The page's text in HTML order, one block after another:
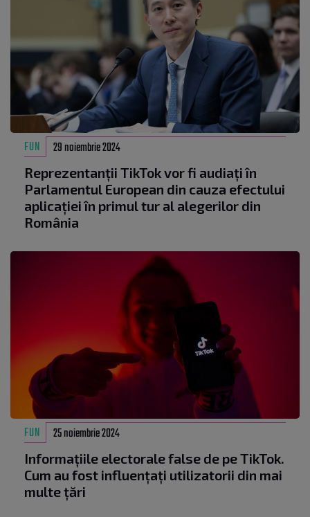
FUN 29 noiembrie 2024
Reprezentanții TikTok vor fi audiați în
Parlamentul European din cauza efectului
aplicației în primul tur al alegerilor din
România
FUN 25 noiembrie 2024
Informațiile electorale false de pe TikTok.
Cum au fost influențați utilizatorii din mai
multe țări